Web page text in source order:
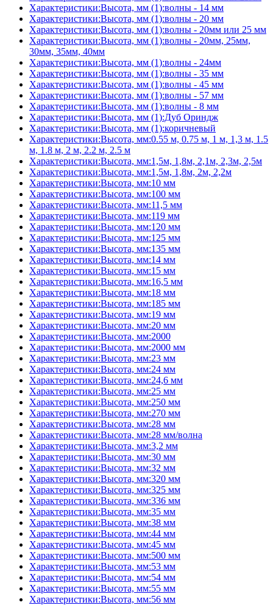
Характеристики:Высота, мм (1):волны - 14 мм
Характеристики:Высота, мм (1):волны - 20 мм
Характеристики:Высота, мм (1):волны - 20мм или 25 мм
Характеристики:Высота, мм (1):волны - 20мм, 25мм,
30мм, 35мм, 40мм
Характеристики:Высота, мм (1):волны - 24мм
Характеристики:Высота, мм (1):волны - 35 мм
Характеристики:Высота, мм (1):волны - 45 мм
Характеристики:Высота, мм (1):волны - 57 мм
Характеристики:Высота, мм (1):волны - 8 мм
Характеристики:Высота, мм (1):Дуб Ориндж
Характеристики:Высота, мм (1):коричневый
Характеристики:Высота, мм:0.55 м, 0.75 м, 1 м, 1,3 м, 1.5
м, 1.8 м, 2 м, 2.2 м, 2.5 м
Характеристики:Высота, мм:1,5м, 1,8м, 2,1м, 2,3м, 2,5м
Характеристики:Высота, мм:1,5м, 1,8м, 2м, 2,2м
Характеристики:Высота, мм:10 мм
Характеристики:Высота, мм:100 мм
Характеристики:Высота, мм:11,5 мм
Характеристики:Высота, мм:119 мм
Характеристики:Высота, мм:120 мм
Характеристики:Высота, мм:125 мм
Характеристики:Высота, мм:135 мм
Характеристики:Высота, мм:14 мм
Характеристики:Высота, мм:15 мм
Характеристики:Высота, мм:16,5 мм
Характеристики:Высота, мм:18 мм
Характеристики:Высота, мм:185 мм
Характеристики:Высота, мм:19 мм
Характеристики:Высота, мм:20 мм
Характеристики:Высота, мм:2000
Характеристики:Высота, мм:2000 мм
Характеристики:Высота, мм:23 мм
Характеристики:Высота, мм:24 мм
Характеристики:Высота, мм:24,6 мм
Характеристики:Высота, мм:25 мм
Характеристики:Высота, мм:250 мм
Характеристики:Высота, мм:270 мм
Характеристики:Высота, мм:28 мм
Характеристики:Высота, мм:28 мм/волна
Характеристики:Высота, мм:3,2 мм
Характеристики:Высота, мм:30 мм
Характеристики:Высота, мм:32 мм
Характеристики:Высота, мм:320 мм
Характеристики:Высота, мм:325 мм
Характеристики:Высота, мм:336 мм
Характеристики:Высота, мм:35 мм
Характеристики:Высота, мм:38 мм
Характеристики:Высота, мм:44 мм
Характеристики:Высота, мм:45 мм
Характеристики:Высота, мм:500 мм
Характеристики:Высота, мм:53 мм
Характеристики:Высота, мм:54 мм
Характеристики:Высота, мм:55 мм
Характеристики:Высота, мм:56 мм